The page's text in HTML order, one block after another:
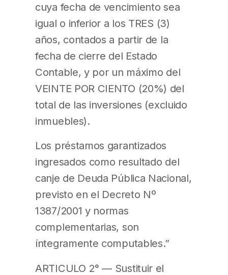
cuya fecha de vencimiento sea
igual o inferior a los TRES (3)
años, contados a partir de la
fecha de cierre del Estado
Contable, y por un máximo del
VEINTE POR CIENTO (20%) del
total de las inversiones (excluido
inmuebles).
Los préstamos garantizados
ingresados como resultado del
canje de Deuda Pública Nacional,
previsto en el Decreto Nº
1387/2001 y normas
complementarias, son
íntegramente computables.”
ARTICULO 2° — Sustituir el